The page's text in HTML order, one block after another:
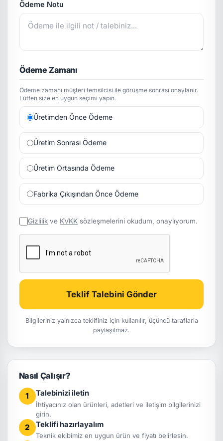
Ödeme Notu
Ödeme Zamanı
Ödeme zamanı müşteri temsilcisi ile görüşme sonrası onaylanır.
Lütfen size en uygun seçimi yapın.
Üretimden Önce Ödeme
Üretim Sonrası Ödeme
Üretim Ortasında Ödeme
Fabrika Çıkışından Önce Ödeme
Gizlilik ve KVKK sözleşmelerini okudum, onaylıyorum.
Teklif Talebini Gönder
Bilgileriniz yalnızca teklifiniz için kullanılır, üçüncü taraflarla
paylaşılmaz.
Nasıl Çalışır?
1 Talebinizi iletin
İhtiyacınız olan ürünleri, adetleri ve iletişim bilgilerinizi
girin.
2 Teklifi hazırlayalım
Teknik ekibimiz en uygun ürün ve fiyatı belirlesin.